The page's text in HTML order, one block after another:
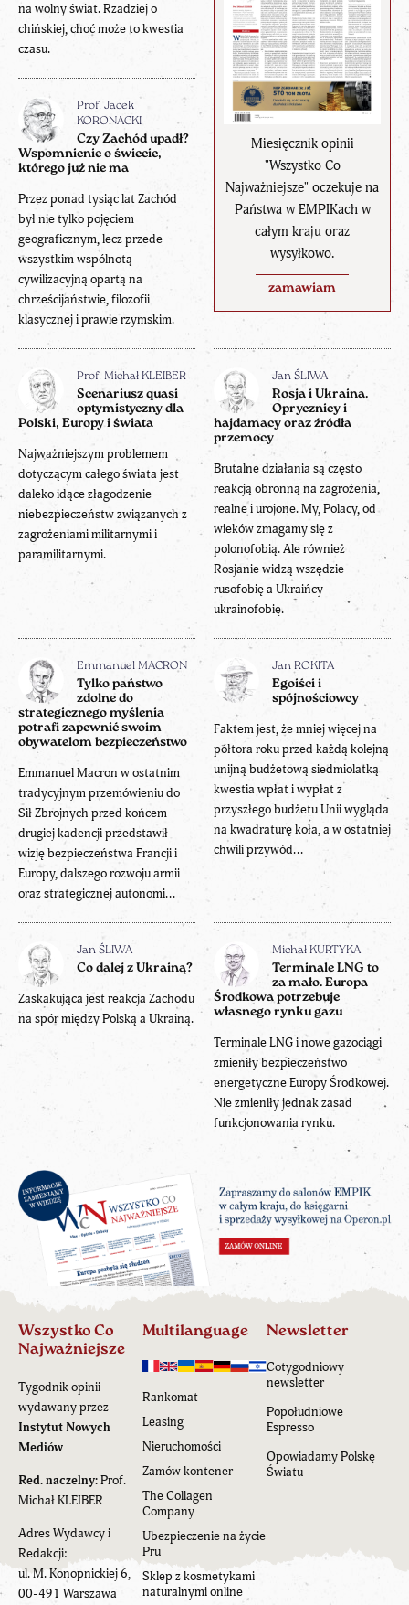
Miesięcznik opinii
"Wszystko Co
Najważniejsze" oczekuje na
Państwa w EMPIKach w
całym kraju oraz
wysyłkowo.
zamawiam
na wolny świat. Rzadziej o
chińskiej, choć może to kwestia
czasu.
Prof. Jacek
KORONACKI
Czy Zachód upadł?
Wspomnienie o świecie,
którego już nie ma
Przez ponad tysiąc lat Zachód
był nie tylko pojęciem
geograficznym, lecz przede
wszystkim wspólnotą
cywilizacyjną opartą na
chrześcijaństwie, filozofii
klasycznej i prawie rzymskim.
Prof. Michał KLEIBER
Scenariusz quasi
optymistyczny dla
Polski, Europy i świata
Najważniejszym problemem
dotyczącym całego świata jest
daleko idące złagodzenie
niebezpieczeństw związanych z
zagrożeniami militarnymi i
paramilitarnymi.
Jan ŚLIWA
Rosja i Ukraina.
Oprycznicy i
hajdamacy oraz źródła
przemocy
Brutalne działania są często
reakcją obronną na zagrożenia,
realne i urojone. My, Polacy, od
wieków zmagamy się z
polonofobią. Ale również
Rosjanie widzą wszędzie
rusofobię a Ukraińcy
ukrainofobię.
Emmanuel MACRON
Tylko państwo
zdolne do
strategicznego myślenia
potrafi zapewnić swoim
obywatelom bezpieczeństwo
Emmanuel Macron w ostatnim
tradycyjnym przemówieniu do
Sił Zbrojnych przed końcem
drugiej kadencji przedstawił
wizję bezpieczeństwa Francji i
Europy, dalszego rozwoju armii
oraz strategicznej autonomi...
Jan ROKITA
Egoiści i
spójnościowcy
Faktem jest, że mniej więcej na
półtora roku przed każdą kolejną
unijną budżetową siedmiolatką
kwestia wpłat i wypłat z
przyszłego budżetu Unii wygląda
na kwadraturę koła, a w ostatniej
chwili przywód...
Jan ŚLIWA
Co dalej z Ukrainą?
Zaskakująca jest reakcja Zachodu
na spór między Polską a Ukrainą.
Michał KURTYKA
Terminale LNG to
za mało. Europa
Środkowa potrzebuje
własnego rynku gazu
Terminale LNG i nowe gazociągi
zmieniły bezpieczeństwo
energetyczne Europy Środkowej.
Nie zmieniły jednak zasad
funkcjonowania rynku.
Wszystko Co
Najważniejsze
Tygodnik opinii
wydawany przez
Instytut Nowych
Mediów
Red. naczelny:Prof.
Michał KLEIBER
Adres Wydawcy i
Redakcji:
ul. M. Konopnickiej 6,
00-491 Warszawa
Multilanguage
Rankomat
Leasing
Nieruchomości
Zamów kontener
The Collagen
Company
Ubezpieczenie na życie
Pru
Sklep z kosmetykami
naturalnymi online
Newsletter
Cotygodniowy
newsletter
Popołudniowe
Espresso
Opowiadamy Polskę
Światu